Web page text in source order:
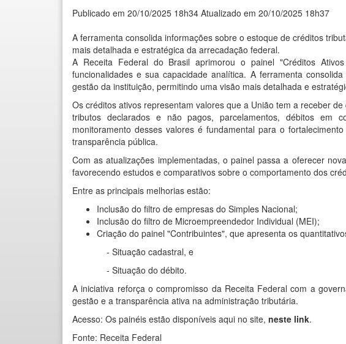
Publicado em 20/10/2025 18h34 Atualizado em 20/10/2025 18h37
A ferramenta consolida informações sobre o estoque de créditos
mais detalhada e estratégica da arrecadação federal.
A Receita Federal do Brasil aprimorou o painel "Créditos
funcionalidades e sua capacidade analítica. A ferramenta
gestão da instituição, permitindo uma visão mais detalhada e
Os créditos ativos representam valores que a União tem a receber
tributos declarados e não pagos, parcelamentos, débitos em
monitoramento desses valores é fundamental para o
transparência pública.
Com as atualizações implementadas, o painel passa a oferecer
favorecendo estudos e comparativos sobre o comportamento dos
Entre as principais melhorias estão:
Inclusão do filtro de empresas do Simples Nacional;
Inclusão do filtro de Microempreendedor Individual (MEI);
Criação do painel "Contribuintes", que apresenta os
- Situação cadastral, e
- Situação do débito.
A iniciativa reforça o compromisso da Receita Federal com a
gestão e a transparência ativa na administração tributária.
Acesso: Os painéis estão disponíveis aqui no site, neste link.
Fonte: Receita Federal